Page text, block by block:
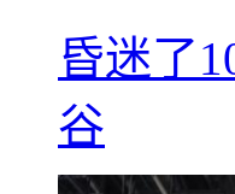
昏迷了
谷